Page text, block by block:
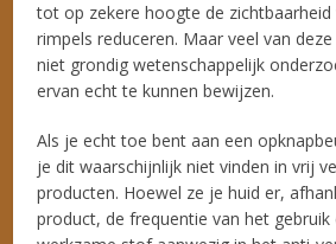
tot op zekere hoogte de
rimpels reduceren. Maar veel van
niet grondig wetenschappelijk
ervan echt te kunnen bewijzen.
Als je echt toe bent aan een
je dit waarschijnlijk niet vinden in vrij
producten. Hoewel ze je huid er,
product, de frequentie van het gebruik